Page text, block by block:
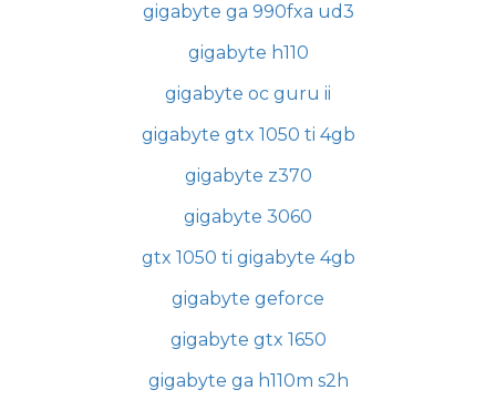
gigabyte ga 990fxa ud3
gigabyte h110
gigabyte oc guru ii
gigabyte gtx 1050 ti 4gb
gigabyte z370
gigabyte 3060
gtx 1050 ti gigabyte 4gb
gigabyte geforce
gigabyte gtx 1650
gigabyte ga h110m s2h